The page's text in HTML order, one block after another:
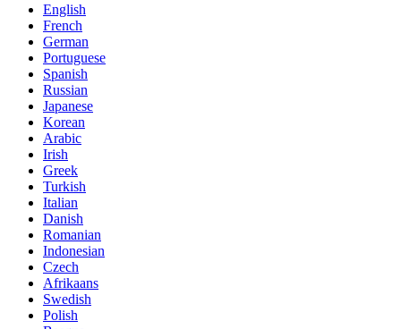
English
French
German
Portuguese
Spanish
Russian
Japanese
Korean
Arabic
Irish
Greek
Turkish
Italian
Danish
Romanian
Indonesian
Czech
Afrikaans
Swedish
Polish